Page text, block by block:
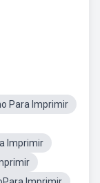
Para Imprimir
Imprimir